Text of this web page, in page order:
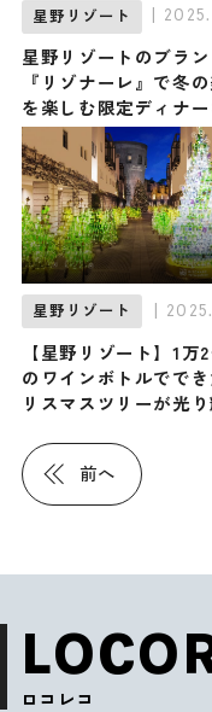
星野リゾート |
星野リゾートのブラン
『リゾナーレ』で冬
を楽しむ限定ディナー
スが提供スタート！ ふぐ、
蟹、牛蒡など旬の食
ったイタリアンで至
とときを
星野リゾート |
【星野リゾート】1万
のワインボトルででき
リスマスツリーが光り
マス2025」リゾナーレ
岳で12月1日よりスタ
前へ
ロコレコ